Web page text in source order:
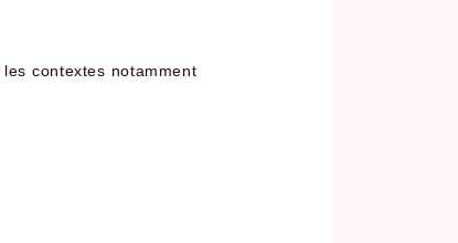
contextes notamment